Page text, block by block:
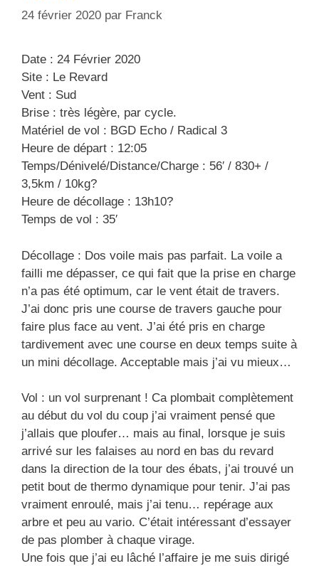
e
24 février 2020 par Franck
Date : 24 Février 2020
Site : Le Revard
Vent : Sud
Brise : très légère, par cycle.
Matériel de vol : BGD Echo / Radical 3
Heure de départ : 12:05
Temps/Dénivelé/Distance/Charge : 56′ / 830+ /
3,5km / 10kg?
Heure de décollage : 13h10?
Temps de vol : 35′
Décollage : Dos voile mais pas parfait. La voile a
failli me dépasser, ce qui fait que la prise en charge
n’a pas été optimum, car le vent était de travers.
J’ai donc pris une course de travers gauche pour
faire plus face au vent. J’ai été pris en charge
tardivement avec une course en deux temps suite à
un mini décollage. Acceptable mais j’ai vu mieux…
Vol : un vol surprenant ! Ca plombait complètement
au début du vol du coup j’ai vraiment pensé que
j’allais que ploufer… mais au final, lorsque je suis
arrivé sur les falaises au nord en bas du revard
dans la direction de la tour des ébats, j’ai trouvé un
petit bout de thermo dynamique pour tenir. J’ai pas
vraiment enroulé, mais j’ai tenu… repérage aux
arbre et peu au vario. C’était intéressant d’essayer
de pas plomber à chaque virage.
Une fois que j’ai eu lâché l’affaire je me suis dirigé